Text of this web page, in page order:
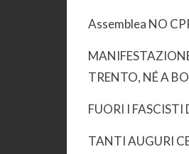
Assemblea NO
TRENTO, NÉ A
FUORI I
TANTI AUGURI